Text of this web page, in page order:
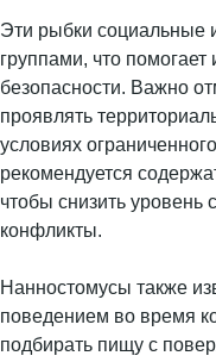
Эти рыбки социальные
группами, что помогает
безопасности. Важно
проявлять
условиях
рекомендуется
чтобы снизить уровень
конфликты.
Нанностомусы также
поведением во время
подбирать пищу с